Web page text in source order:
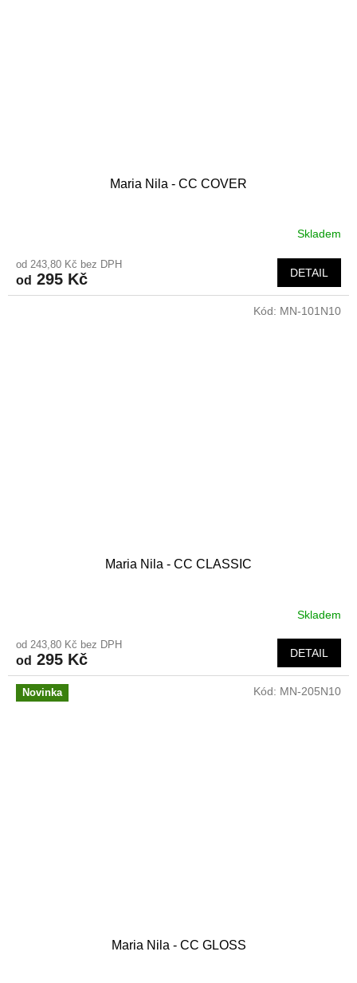
Maria Nila - CC COVER
Skladem
od 243,80 Kč bez DPH
od 295 Kč DETAIL
Maria Nila - CC CLASSIC
Skladem
od 243,80 Kč bez DPH
od 295 Kč DETAIL
Kód: MN-101N10
Novinka
Maria Nila - CC GLOSS
Kód: MN-205N10